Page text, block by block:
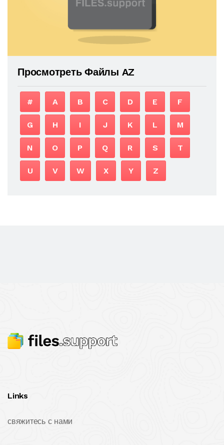
Просмотреть Файлы AZ
# A B C D E F
G H I J K L M
N O P Q R S T
U V W X Y Z
Links
свяжитесь с нами